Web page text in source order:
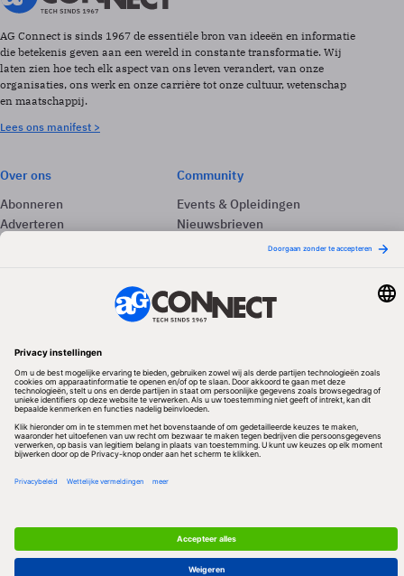
AG Connect is sinds 1967 de essentiële bron van ideeën en informatie
die betekenis geven aan een wereld in constante transformatie. Wij
laten zien hoe tech elk aspect van ons leven verandert, van onze
organisaties, ons werk en onze carrière tot onze cultuur, wetenschap
en maatschappij.
Lees ons manifest >
Over ons
Abonneren
Adverteren
Community
Events & Opleidingen
Nieuwsbrieven
Redactionele partner
Privacy & Cookies